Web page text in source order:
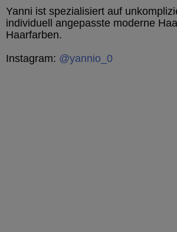
Yanni ist spezialisiert auf
individuell angepasste moderne
Haarfarben.
Instagram: @yannio_0